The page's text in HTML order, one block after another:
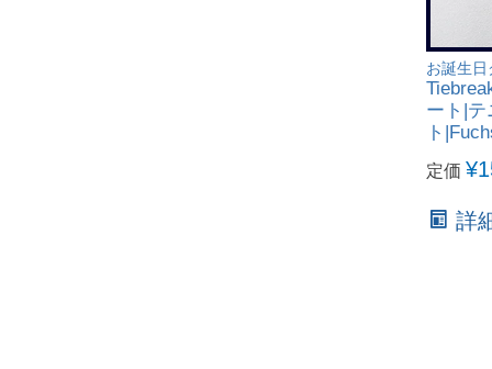
お誕生日
ート|
ト
定価 ¥
詳